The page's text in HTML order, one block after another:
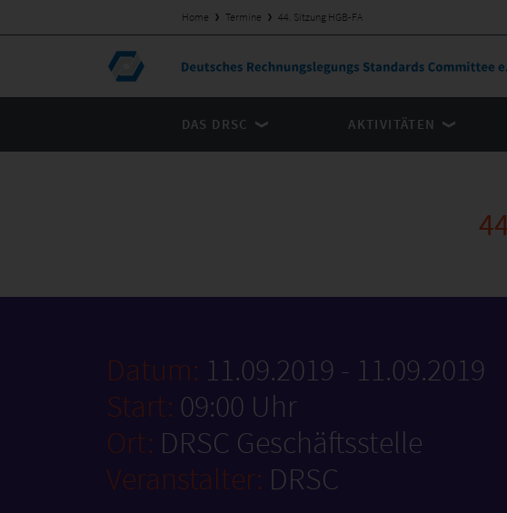
Home Termine 44. Sitzung HGB-FA
DAS DRSC AKTIVITÄTEN
Datum: 11.09.2019 - 11.09.2019
Start: 09:00 Uhr
Ort: DRSC Geschäftsstelle
Veranstalter: DRSC